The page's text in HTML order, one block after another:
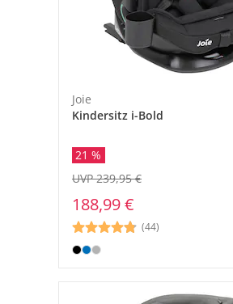
Joie
Kindersitz i-Bold
21 %
188,99 €
UVP 239,95 €
(44)